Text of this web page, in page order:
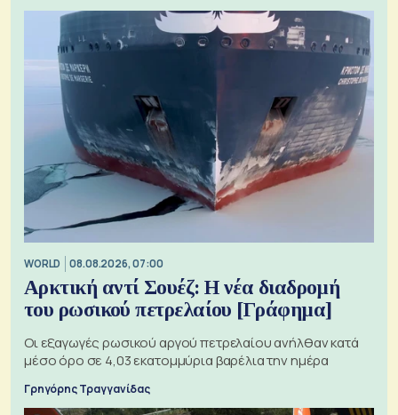
WORLD 08.08.2026, 07:00
Αρκτική αντί Σουέζ: Η νέα διαδρομή
του ρωσικού πετρελαίου [Γράφημα]
Οι εξαγωγές ρωσικού αργού πετρελαίου ανήλθαν κατά
μέσο όρο σε 4,03 εκατομμύρια βαρέλια την ημέρα
Γρηγόρης Τραγγανίδας